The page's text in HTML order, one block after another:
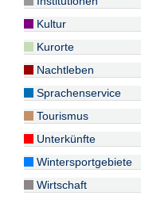
Kultur
Kurorte
Nachtleben
Sprachenservice
Tourismus
Unterkünfte
Wintersportgebiete
Wirtschaft